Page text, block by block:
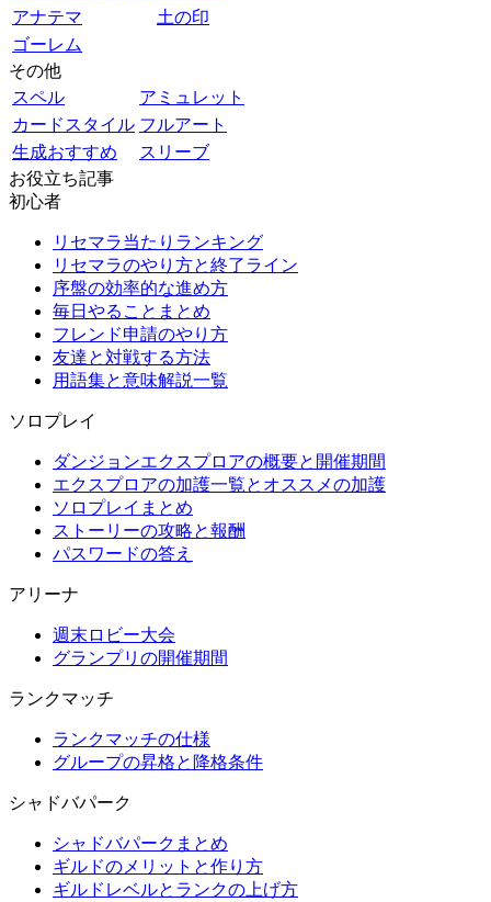
アナテマ
土の印
ゴーレム
その他
スペル
アミュレット
カードスタイル フルアート
生成おすすめ
スリーブ
お役立ち記事
初心者
リセマラ当たりランキング
リセマラのやり方と終了ライン
序盤の効率的な進め方
毎日やることまとめ
フレンド申請のやり方
友達と対戦する方法
用語集と意味解説一覧
ソロプレイ
ダンジョンエクスプロアの概要と開催期間
エクスプロアの加護一覧とオススメの加護
ソロプレイまとめ
ストーリーの攻略と報酬
パスワードの答え
アリーナ
週末ロビー大会
グランプリの開催期間
ランクマッチ
ランクマッチの仕様
グループの昇格と降格条件
シャドバパーク
シャドバパークまとめ
ギルドのメリットと作り方
ギルドレベルとランクの上げ方